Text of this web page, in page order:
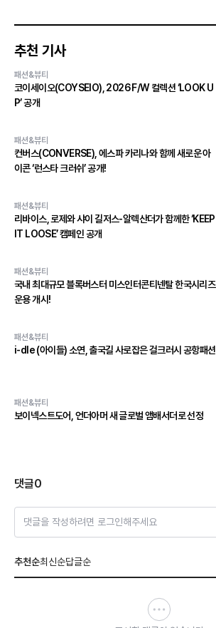
추천 기사
패션&뷰티
코이세이오(COYSEIO), 2026 F/W 컬렉션 ‘LOOK U
P’ 공개
패션&뷰티
컨버스(CONVERSE), 에스파 카리나와 함께 새로운 아
이콘 ‘런스타 크러쉬’ 공개!
패션&뷰티
리바이스, 로제와 샤이 길저스-알렉산더가 함께한 ‘KEEP
IT LOOSE’ 캠페인 공개
패션&뷰티
국내 최대규모 블록버스터 미스인터콘티넨탈 한국시리즈
운용 개시!
패션&뷰티
i-dle (아이들) 소연, 출국길 사로잡은 걸크러시 공항패션
패션&뷰티
보이넥스트도어, 언더아머 새 글로벌 앰배서더로 선정
댓글0
댓글을 작성하려면 로그인해주세요
추천순최신순답글순